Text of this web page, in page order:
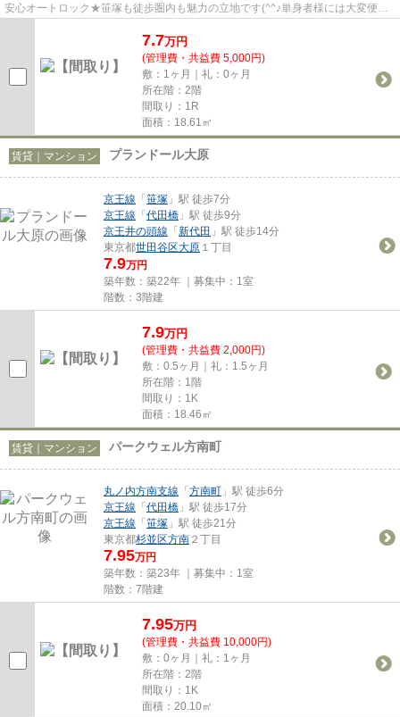
安心オートロック★笹塚も徒歩圏内も魅力の立地です(^^♪単身者様には大変便利
な「ドン・キホーテ」がすぐ近...
7.7万円
(管理費・共益費 5,000円)
敷：1ヶ月｜礼：0ヶ月
所在階：2階
間取り：1R
面積：18.61㎡
賃貸｜マンション プランドール大原
京王線 「笹塚 」駅 徒歩7分
京王線 「代田橋 」駅 徒歩9分
京王井の頭線 「新代田 」駅 徒歩14分
東京都世田谷区大原 １丁目
7.9万円
築年数：築22年 ｜募集中： 1室
階数：3階建
7.9万円
(管理費・共益費 2,000円)
敷：0.5ヶ月｜礼：1.5ヶ月
所在階：1階
間取り：1K
面積：18.46㎡
賃貸｜マンション パークウェル方南町
丸ノ内方南支線 「方南町 」駅 徒歩6分
京王線 「代田橋 」駅 徒歩17分
京王線 「笹塚 」駅 徒歩21分
東京都杉並区方南 ２丁目
7.95万円
築年数：築23年 ｜募集中： 1室
階数：7階建
7.95万円
(管理費・共益費 10,000円)
敷：0ヶ月｜礼：1ヶ月
所在階：2階
間取り：1K
面積：20.10㎡